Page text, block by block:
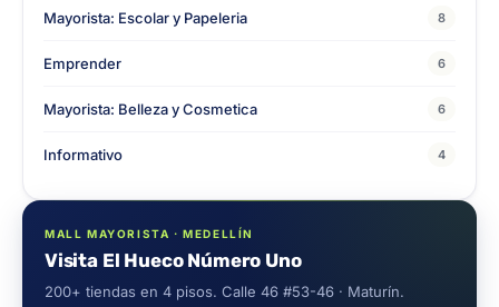
Mayorista: Escolar y Papeleria 8
Emprender 6
Mayorista: Belleza y Cosmetica 6
Informativo 4
MALL MAYORISTA · MEDELLÍN
Visita El Hueco Número Uno
200+ tiendas en 4 pisos. Calle 46 #53-46 · Maturín.